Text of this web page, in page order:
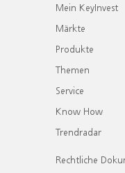
Mein KeyInvest
Märkte
Produkte
Themen
Service
Know How
Trendradar
Rechtliche